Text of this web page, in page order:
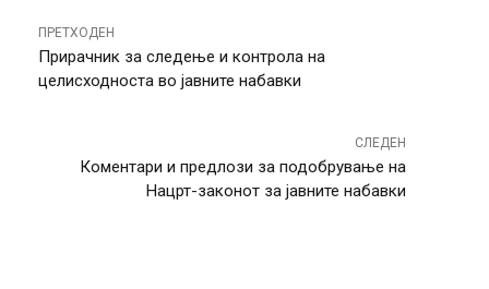
ПРЕТХОДЕН
Прирачник за следење и контрола на
целисходноста во јавните набавки
СЛЕДЕН
Коментари и предлози за подобрување на
Нацрт-законот за јавните набавки